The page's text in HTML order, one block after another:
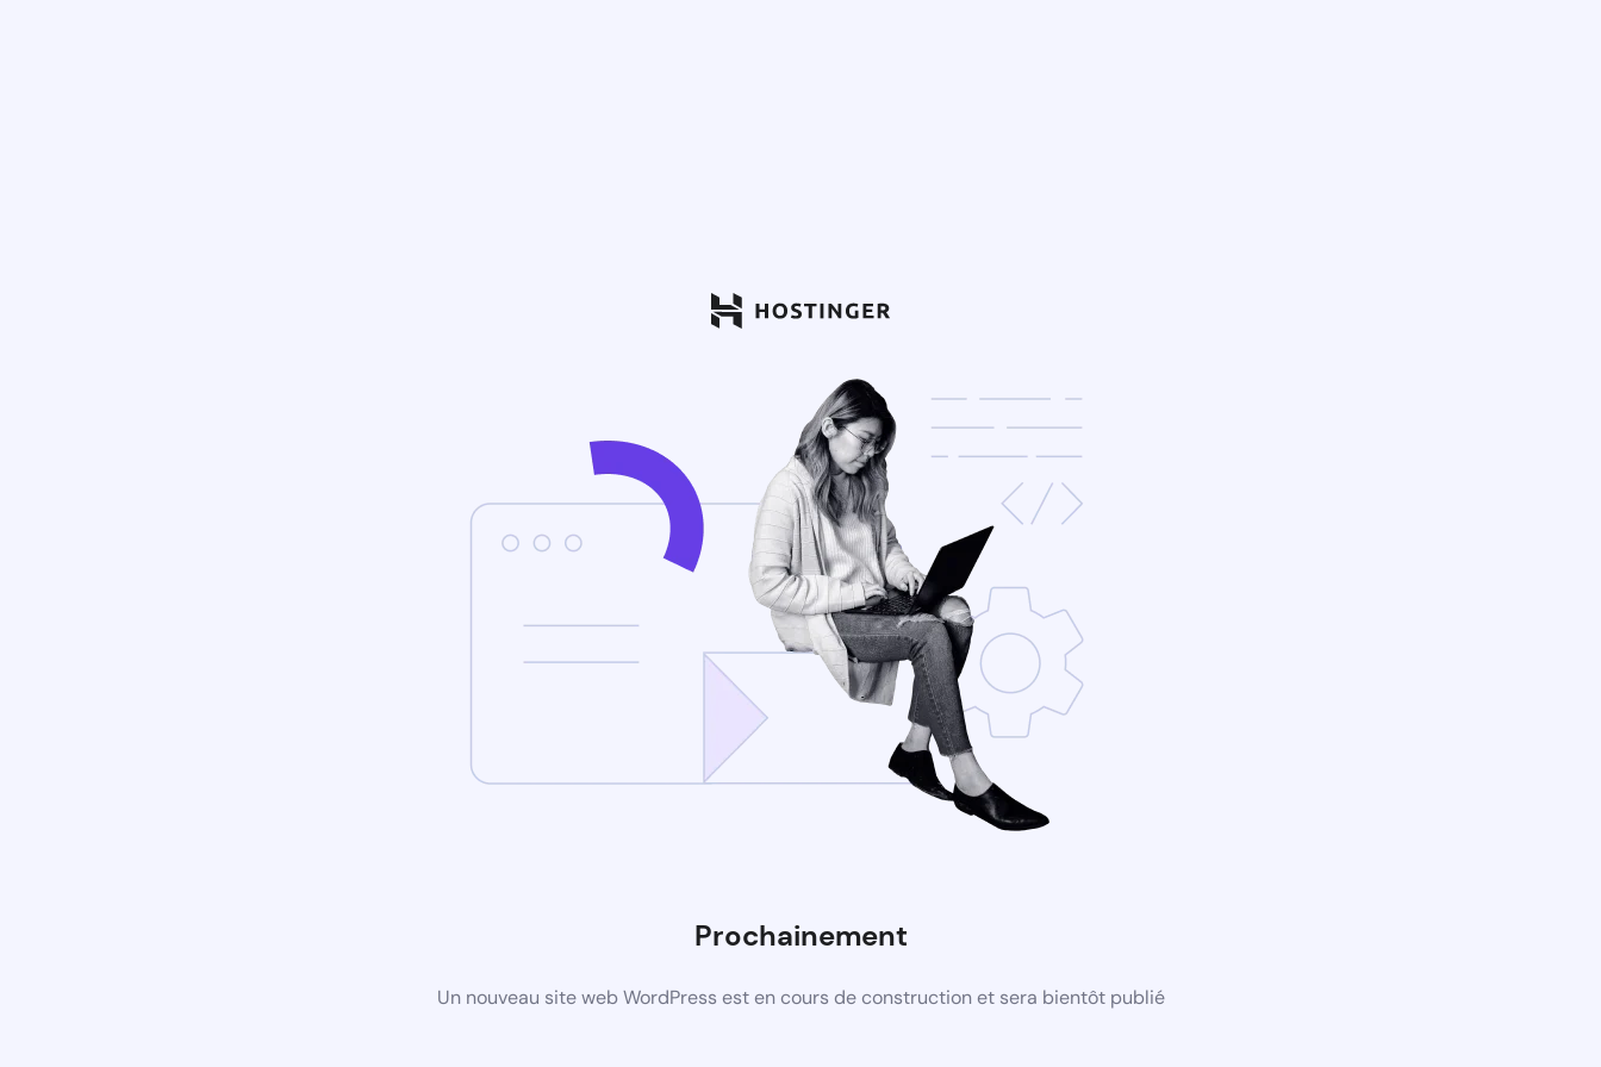
Prochainement
Un nouveau site web WordPress est en cours de construction et sera bientôt publié